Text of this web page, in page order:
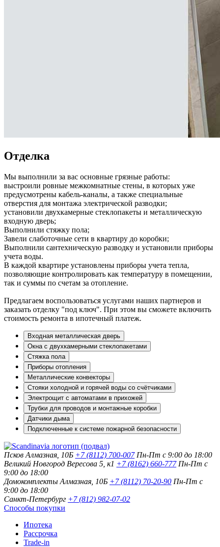
Отделка
Мы выполнили за вас основные грязные работы:
выстроили ровные межкомнатные стены, в которых уже
предусмотрены кабель-каналы, а также специальные
отверстия для монтажа электрической разводки;
установили двухкамерные стеклопакеты и металлическую
входную дверь;
Выполнили стяжку пола;
Завели слаботочные сети в квартиру до коробки;
Выполнили сантехническую разводку и установили приборы
учета воды.
В каждой квартире установлены приборы учета тепла,
позволяющие контролировать как температуру в помещении,
так и суммы по счетам за отопление.
Предлагаем воспользоваться услугами наших партнеров и
заказать отделку "под ключ". При этом вы сможете включить
стоимость ремонта в ипотечный платеж.
Входная металлическая дверь
Окна с двухкамерными стеклопакетами
Стяжка пола
Приборы отопления
Металлические конвекторы
Стояки холодной и горячей воды со счётчиками
Электрощит с автоматами в прихожей
Трубки для проводов и монтажные коробки
Датчики дыма
Подключенные к системе пожарной безопасности
Псков Алмазная, 10Б +7 (8112) 700-007 Пн-Пт с 9:00 до 18:00
Великий Новгород Вересова 5, к1 +7 (8162) 660-777 Пн-Пт с
9:00 до 18:00
Домокомплекты Алмазная, 10Б +7 (8112) 70-20-90 Пн-Пт с
9:00 до 18:00
Санкт-Петербург +7 (812) 982-07-02
Способы покупки
Ипотека
Рассрочка
Trade-in